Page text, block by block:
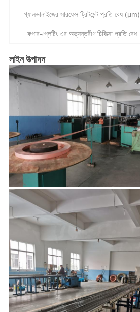
গ্যালভানাইজের সারফেস ট্রিটমেন্ট প্রতি বেধ (μm)
কপার-প্লেটিং এর অভ্যন্তরীণ চিকিত্সা প্রতি বেধ
লাইন উত্পাদন